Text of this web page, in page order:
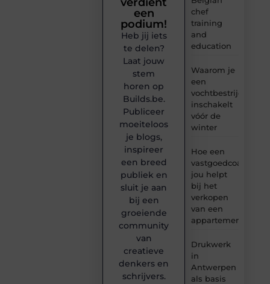
chef
training
and
education
Waarom je
een
inschakelt
vóór de
winter
Hoe een
vastgoedcoach
jou helpt
bij het
verkopen
van een
appartement
Drukwerk
in
Antwerpen
als basis
een
podium!
Heb jij iets
te delen?
Laat jouw
stem
horen op
Builds.be.
Publiceer
moeiteloos
je blogs,
inspireer
een breed
publiek en
sluit je aan
bij een
groeiende
community
van
creatieve
denkers en
schrijvers.